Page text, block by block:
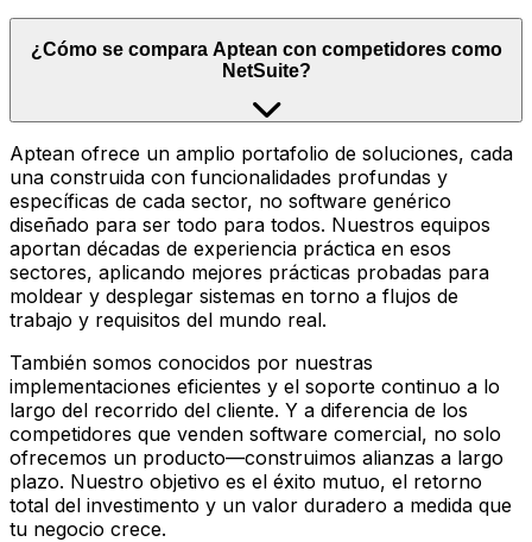
¿Cómo se compara Aptean con competidores como
NetSuite?
Aptean ofrece un amplio portafolio de soluciones, cada
una construida con funcionalidades profundas y
específicas de cada sector, no software genérico
diseñado para ser todo para todos. Nuestros equipos
aportan décadas de experiencia práctica en esos
sectores, aplicando mejores prácticas probadas para
moldear y desplegar sistemas en torno a flujos de
trabajo y requisitos del mundo real.
También somos conocidos por nuestras
implementaciones eficientes y el soporte continuo a lo
largo del recorrido del cliente. Y a diferencia de los
competidores que venden software comercial, no solo
ofrecemos un producto—construimos alianzas a largo
plazo. Nuestro objetivo es el éxito mutuo, el retorno
total del investimento y un valor duradero a medida que
tu negocio crece.